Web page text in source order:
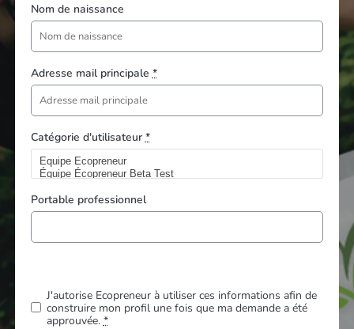
Nom de naissance
Adresse mail principale *
Catégorie d'utilisateur *
Portable professionnel
J'autorise Ecopreneur à utiliser ces informations afin de
construire mon profil une fois que ma demande a été
approuvée. *